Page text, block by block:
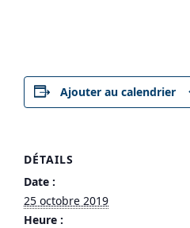
Ajouter au calendrier
DÉTAILS
Date :
25 octobre 2019
Heure :